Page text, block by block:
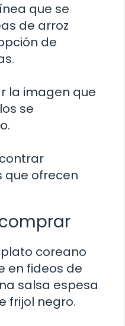
que se
de arroz
de
la imagen que
se
que ofrecen
coreano
en fideos de
salsa espesa
frijol negro.